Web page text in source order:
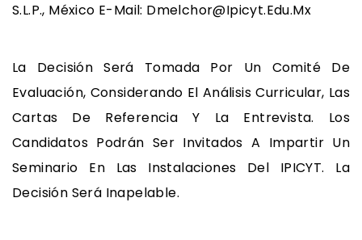
S.L.P., México E-Mail: Dmelchor@ipicyt.edu.mx
La Decisión Será Tomada Por Un Comité De
Evaluación, Considerando El Análisis Curricular, Las
Cartas De Referencia Y La Entrevista. Los
Candidatos Podrán Ser Invitados A Impartir Un
Seminario En Las Instalaciones Del IPICYT. La
Decisión Será Inapelable.